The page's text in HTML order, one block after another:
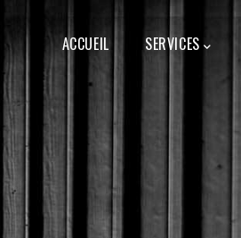
MAIN
NAVIGATION
ACCUEIL SERVICES